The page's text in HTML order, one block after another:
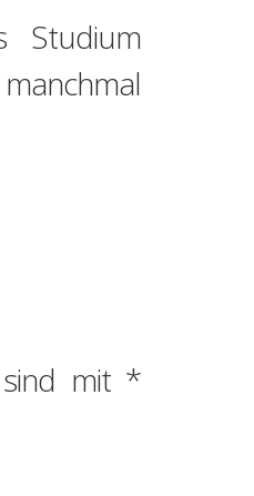
Studium
mit *